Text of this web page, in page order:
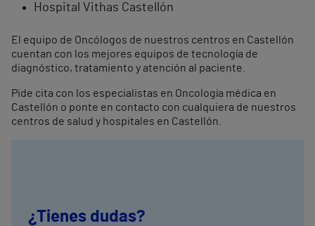
Hospital Vithas Castellón
El equipo de Oncólogos de nuestros centros en Castellón
cuentan con los mejores equipos de tecnología de
diagnóstico, tratamiento y atención al paciente.
Pide cita con los especialistas en Oncología médica en
Castellón o ponte en contacto con cualquiera de nuestros
centros de salud y hospitales en Castellón.
¿Tienes dudas?